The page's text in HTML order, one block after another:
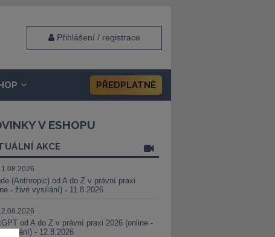
Přihlášení / registrace
PŘEDPLATNÉ
V ESHOPU
AKCE
(Anthropic) od A do Z v právní praxi
- živé vysílání) - 11.8.2026
od A do Z v právní praxi 2026 (online -
vysílání) - 12.8.2026